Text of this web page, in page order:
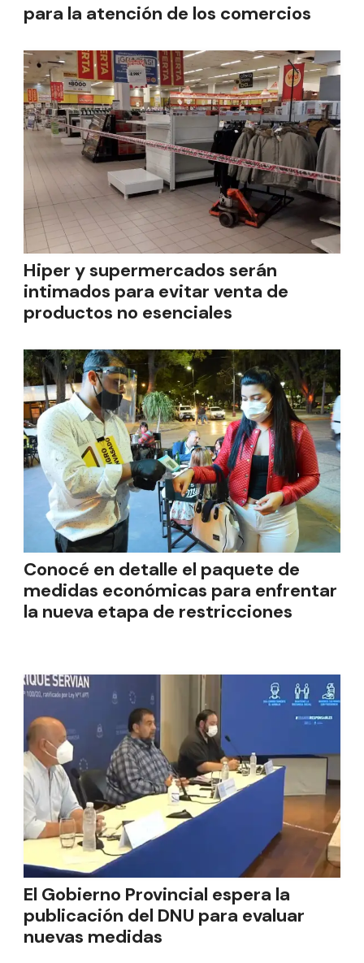
para la atención de los comercios
Hiper y supermercados serán
intimados para evitar venta de
productos no esenciales
Conocé en detalle el paquete de
medidas económicas para enfrentar
la nueva etapa de restricciones
El Gobierno Provincial espera la
publicación del DNU para evaluar
nuevas medidas